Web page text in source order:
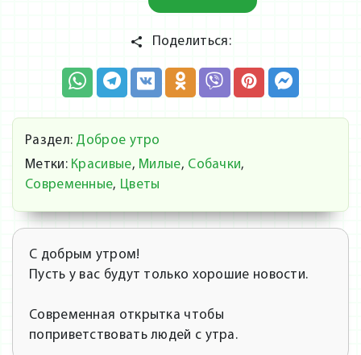
Поделиться:
Раздел: Доброе утро
Метки: Красивые, Милые, Собачки,
Современные, Цветы
С добрым утром!
Пусть у вас будут только хорошие новости.
Современная открытка чтобы
поприветствовать людей с утра.